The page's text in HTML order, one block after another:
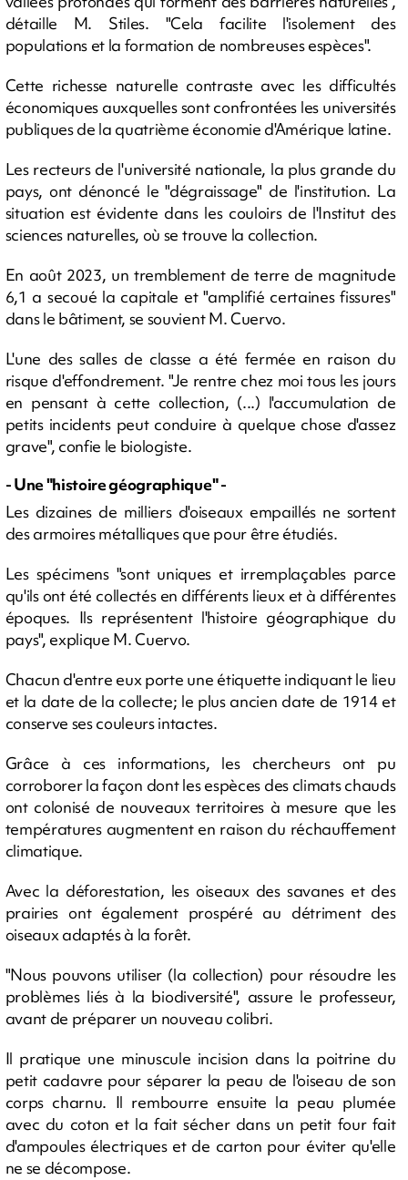
détaille M. Stiles. "Cela facilite l'isolement des
populations et la formation de nombreuses espèces".
Cette richesse naturelle contraste avec les difficultés
économiques auxquelles sont confrontées les universités
publiques de la quatrième économie d'Amérique latine.
Les recteurs de l'université nationale, la plus grande du
pays, ont dénoncé le "dégraissage" de l'institution. La
situation est évidente dans les couloirs de l'Institut des
sciences naturelles, où se trouve la collection.
En août 2023, un tremblement de terre de magnitude
6,1 a secoué la capitale et "amplifié certaines fissures"
dans le bâtiment, se souvient M. Cuervo.
L'une des salles de classe a été fermée en raison du
risque d'effondrement. "Je rentre chez moi tous les jours
en pensant à cette collection, (...) l'accumulation de
petits incidents peut conduire à quelque chose d'assez
grave", confie le biologiste.
- Une "histoire géographique" -
Les dizaines de milliers d'oiseaux empaillés ne sortent
des armoires métalliques que pour être étudiés.
Les spécimens "sont uniques et irremplaçables parce
qu'ils ont été collectés en différents lieux et à différentes
époques. Ils représentent l'histoire géographique du
pays", explique M. Cuervo.
Chacun d'entre eux porte une étiquette indiquant le lieu
et la date de la collecte; le plus ancien date de 1914 et
conserve ses couleurs intactes.
Grâce à ces informations, les chercheurs ont pu
corroborer la façon dont les espèces des climats chauds
ont colonisé de nouveaux territoires à mesure que les
températures augmentent en raison du réchauffement
climatique.
Avec la déforestation, les oiseaux des savanes et des
prairies ont également prospéré au détriment des
oiseaux adaptés à la forêt.
"Nous pouvons utiliser (la collection) pour résoudre les
problèmes liés à la biodiversité", assure le professeur,
avant de préparer un nouveau colibri.
Il pratique une minuscule incision dans la poitrine du
petit cadavre pour séparer la peau de l'oiseau de son
corps charnu. Il rembourre ensuite la peau plumée
avec du coton et la fait sécher dans un petit four fait
d'ampoules électriques et de carton pour éviter qu'elle
ne se décompose.